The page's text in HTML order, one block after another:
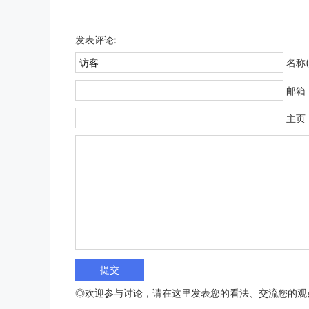
发表评论:
名称
邮箱
主页
◎欢迎参与讨论，请在这里发表您的看法、交流您的观